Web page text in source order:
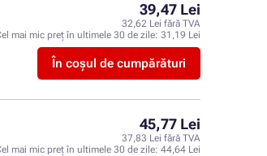
39,47 Lei
32,62 Lei fără TVA
mai mic preț în ultimele 30 de zile: 31,19 Lei
În coșul de cumpărături
45,77 Lei
37,83 Lei fără TVA
mai mic preț în ultimele 30 de zile: 44,64 Lei